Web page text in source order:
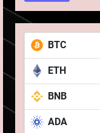
BTC
ETH
BNB
ADA